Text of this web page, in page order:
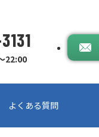
22:00
よくある質問